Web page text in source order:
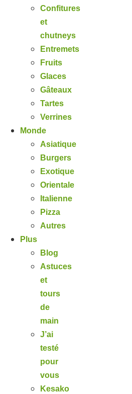
Confitures
et
chutneys
Entremets
Fruits
Glaces
Gâteaux
Tartes
Verrines
Monde
Asiatique
Burgers
Exotique
Orientale
Italienne
Pizza
Autres
Plus
Blog
Astuces
et
tours
de
main
J’ai
testé
pour
vous
Kesako